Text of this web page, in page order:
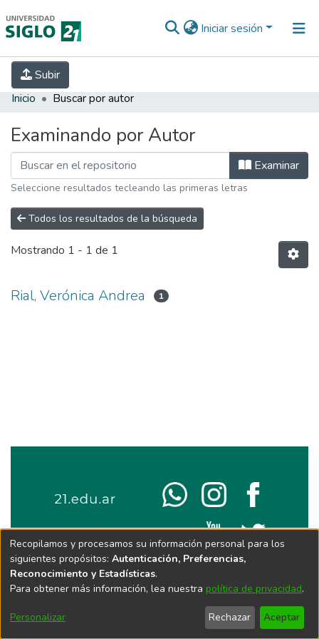
Iniciar sesión
Subir
INICIO EBOOK21
INVESTIGACIÓN
Inicio Buscar por autor
Examinando por Autor
Examinar
Seleccione resultados tecleando las primeras letras
Todos los resultados de la búsqueda
Mostrando 1 - 1 de 1
Rial, Verónica Andrea 1
Recopilamos y procesamos su información personal para los
siguientes propósitos: Autenticación, Preferencias,
Reconocimiento y Estadísticas.
Para obtener más información, lea nuestra política de privacidad.
Personalizar Rechazar Aceptar